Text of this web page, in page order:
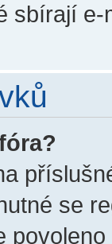
sbírají e-
se